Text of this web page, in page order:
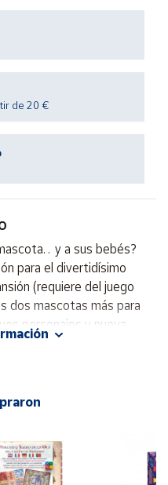
de 20 €
y a sus bebés?
para el divertidísimo
(requiere del juego
dos mascotas más para
personajes y nueva
cuidar a tu mascota… y a
dos mascotas